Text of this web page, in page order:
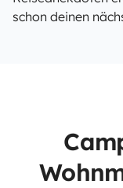
schon deinen